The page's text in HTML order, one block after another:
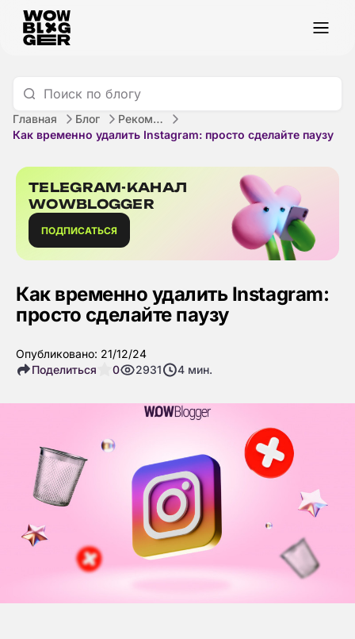
Главная Блог
Рекомендации
Как временно удалить Instagram: просто сделайте паузу
TELEGRAM-КАНАЛ
WOWBLOGGER
ПОДПИСАТЬСЯ
Как временно удалить Instagram:
просто сделайте паузу
Опубликовано: 21/12/24
Поделиться
0 2931 4 мин.